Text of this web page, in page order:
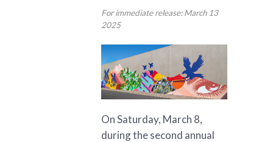
For immediate release: March 13
2025
On Saturday, March 8,
during the second annual